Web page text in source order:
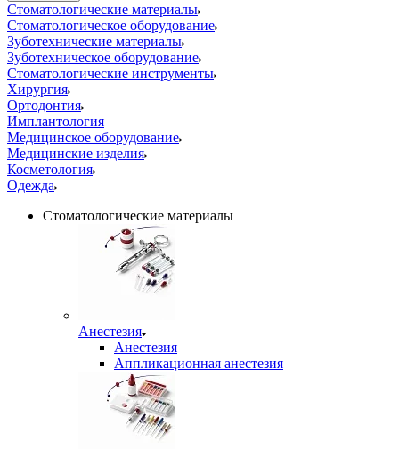
Стоматологические материалы
Стоматологическое оборудование
Зуботехнические материалы
Зуботехническое оборудование
Стоматологические инструменты
Хирургия
Ортодонтия
Имплантология
Медицинское оборудование
Медицинские изделия
Косметология
Одежда
Стоматологические материалы
Анестезия
Анестезия
Аппликационная анестезия